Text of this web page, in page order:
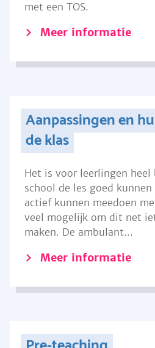
met een TOS.
Meer informatie
Aanpassingen en
de klas
Het is voor leerlingen heel
school de les goed
actief kunnen meedoen
veel mogelijk om dit net
maken. De ambulant...
Meer informatie